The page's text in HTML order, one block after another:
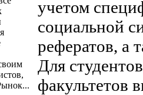
учетом
социальной
рефератов, а
Для
факультетов